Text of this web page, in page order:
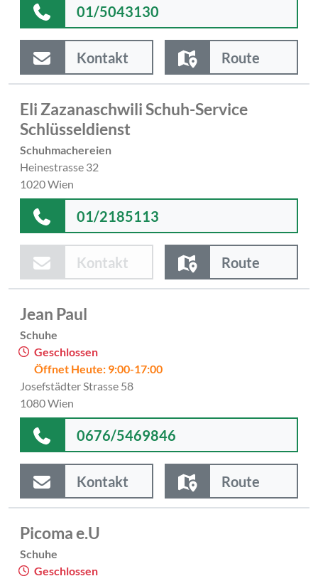
01/5043130
Kontakt Route
Eli Zazanaschwili Schuh-Service
Schlüsseldienst
Schuhmachereien
Heinestrasse 32
1020 Wien
01/2185113
Kontakt Route
Jean Paul
Schuhe
Geschlossen
Öffnet Heute: 9:00-17:00
Josefstädter Strasse 58
1080 Wien
0676/5469846
Kontakt Route
Picoma e.U
Schuhe
Geschlossen